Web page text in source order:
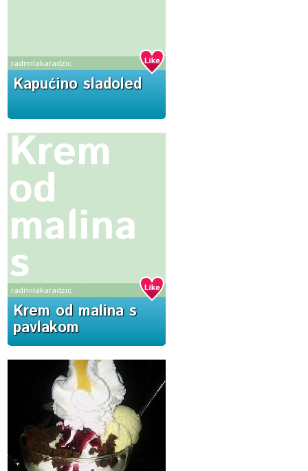
radmilakaradzic
Kapućino sladoled
Krem
od
malina
s
pavlakom
radmilakaradzic
Krem od malina s
pavlakom